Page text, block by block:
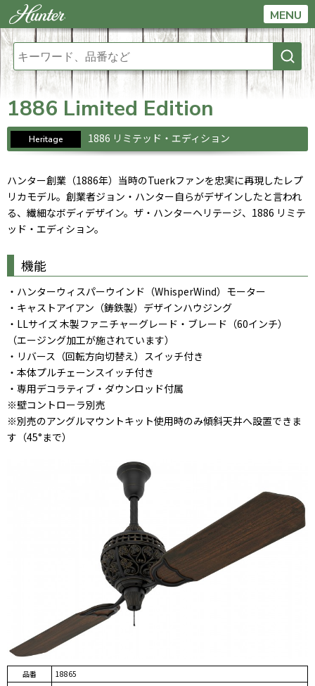
MENU
1886 Limited Edition
Heritage 1886 リミテッド・エディション
ハンター創業（1886年）当時のTuerkファンを忠実に再現したレプ
リカモデル。創業者ジョン・ハンター自らがデザインしたと言われ
る、繊細なボディデザイン。ザ・ハンターヘリテージ、1886 リミテ
ッド・エディション。
機能
・ハンターウィスパーウインド（WhisperWind）モーター
・キャストアイアン（鋳鉄製）デザインハウジング
・LLサイズ 木製ファニチャーグレード・ブレード（60インチ）
（エージング加工が施されています）
・リバース（回転方向切替え）スイッチ付き
・本体プルチェーンスイッチ付き
・専用デコラティブ・ダウンロッド付属
※壁コントローラ別売
※別売のアングルマウントキット使用時のみ傾斜天井へ設置できま
す（45°まで）
品番
18865